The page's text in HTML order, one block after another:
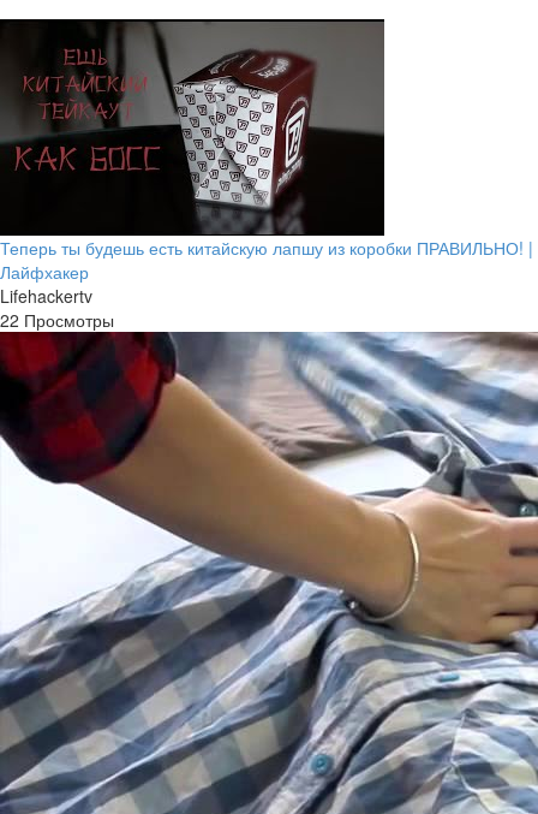
Теперь ты будешь есть китайскую лапшу из коробки ПРАВИЛЬНО! |
Лайфхакер
Lifehackertv
22 Просмотры